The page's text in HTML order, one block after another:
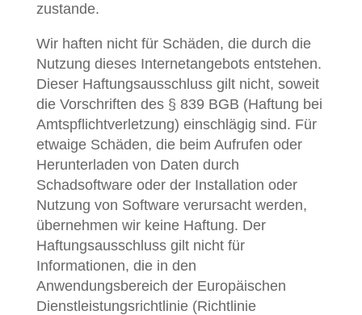
zustande.
Wir haften nicht für Schäden, die durch die
Nutzung dieses Internetangebots entstehen.
Dieser Haftungsausschluss gilt nicht, soweit
die Vorschriften des § 839 BGB (Haftung bei
Amtspflichtverletzung) einschlägig sind. Für
etwaige Schäden, die beim Aufrufen oder
Herunterladen von Daten durch
Schadsoftware oder der Installation oder
Nutzung von Software verursacht werden,
übernehmen wir keine Haftung. Der
Haftungsausschluss gilt nicht für
Informationen, die in den
Anwendungsbereich der Europäischen
Dienstleistungsrichtlinie (Richtlinie